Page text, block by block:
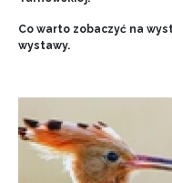
Co warto zobaczyć na
wystawy.